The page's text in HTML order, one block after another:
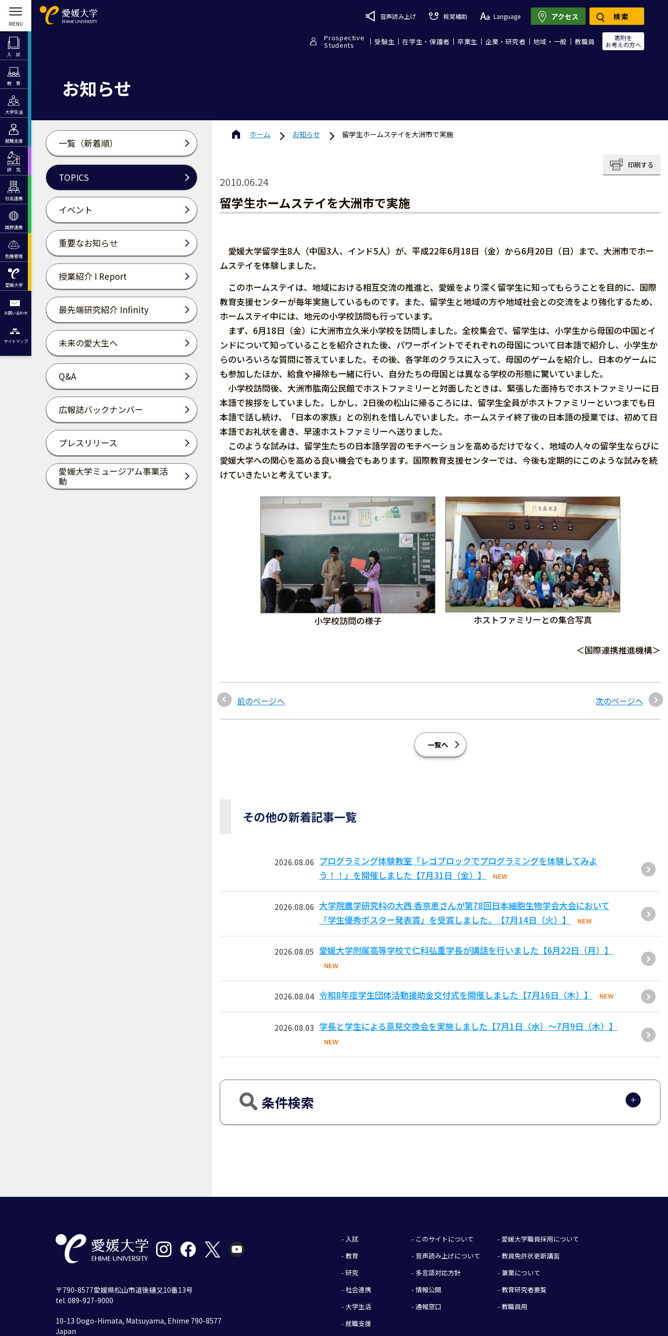
入 試
教 育
大学生活
就職支援
研 究
社会連携
国際連携
危機管理
愛媛大学
お問い合わせ
サイトマップ
音声読み上げ 視覚補助 Language
Prospective
Students 受験生 在学生・保護者 卒業生 企業・研究者 地域・一般 教職員
寄附を
お考えの方へ
アクセス 検索
お知らせ
一覧（新着順）
TOPICS
イベント
重要なお知らせ
授業紹介 I Report
最先端研究紹介 Infinity
未来の愛大生へ
Q&A
広報誌バックナンバー
プレスリリース
愛媛大学ミュージアム事業活
動
ホーム お知らせ 留学生ホームステイを大洲市で実施
印刷する
2010.06.24
留学生ホームステイを大洲市で実施
愛媛大学留学生8人（中国3人、インド5人）が、平成22年6月18日（金）から6月20日（日）まで、大洲市でホー
ムステイを体験しました。
このホームステイは、地域における相互交流の推進と、愛媛をより深く留学生に知ってもらうことを目的に、国際
教育支援センターが毎年実施しているものです。また、留学生と地域の方や地域社会との交流をより強化するため、
ホームステイ中には、地元の小学校訪問も行っています。
まず、6月18日（金）に大洲市立久米小学校を訪問しました。全校集会で、留学生は、小学生から母国の中国とイ
ンドについて知っていることを紹介された後、パワーポイントでそれぞれの母国について日本語で紹介し、小学生か
らのいろいろな質問に答えていました。その後、各学年のクラスに入って、母国のゲームを紹介し、日本のゲームに
も参加したほか、給食や掃除も一緒に行い、自分たちの母国とは異なる学校の形態に驚いていました。
小学校訪問後、大洲市肱南公民館でホストファミリーと対面したときは、緊張した面持ちでホストファミリーに日
本語で挨拶をしていました。しかし、2日後の松山に帰るころには、留学生全員がホストファミリーといつまでも日
本語で話し続け、「日本の家族」との別れを惜しんでいました。ホームステイ終了後の日本語の授業では、初めて日
本語でお礼状を書き、早速ホストファミリーへ送りました。
このような試みは、留学生たちの日本語学習のモチベーションを高めるだけでなく、地域の人々の留学生ならびに
愛媛大学への関心を高める良い機会でもあります。国際教育支援センターでは、今後も定期的にこのような試みを続
けていきたいと考えています。
小学校訪問の様子 ホストファミリーとの集合写真
＜国際連携推進機構＞
前のページへ 次のページへ
一覧へ
その他の新着記事一覧
2026.08.06
プログラミング体験教室「レゴブロックでプログラミングを体験してみよ
う！！」を開催しました【7月31日（金）】
NEW
2026.08.06 大学院農学研究科の大西 香奈恵さんが第78回日本細胞生物学会大会において
「学生優秀ポスター発表賞」を受賞しました。【7月14日（火）】
NEW
2026.08.05 愛媛大学附属高等学校で仁科弘重学長が講話を行いました【6月22日（月）】
NEW
2026.08.04 令和8年度学生団体活動援助金交付式を開催しました【7月16日（木）】 NEW
2026.08.03 学長と学生による意見交換会を実施しました【7月1日（水）～7月9日（木）】
NEW
条件検索
- 入試
- 教育
- 研究
- 社会連携
- 大学生活
- 就職支援
- このサイトについて
- 音声読み上げについて
- 多言語対応方針
- 情報公開
- 通報窓口
- 愛媛大学職員採用について
- 教員免許状更新講習
- 兼業について
- 教育研究者要覧
- 教職員用
〒790-8577愛媛県松山市道後樋又10番13号
tel. 089-927-9000
10-13 Dogo-Himata, Matsuyama, Ehime 790-8577
Japan